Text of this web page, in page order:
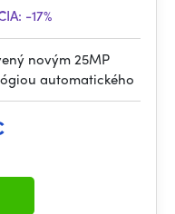
-17%
novým 25MP
automatického